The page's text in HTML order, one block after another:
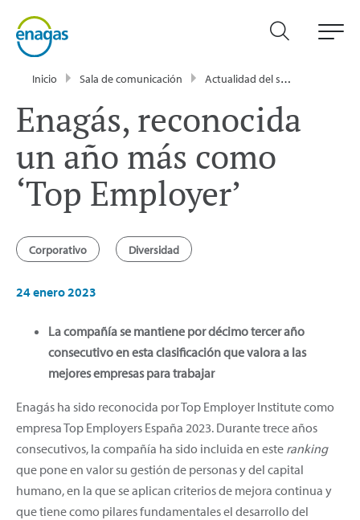
Inicio Sala de comunicación Actualidad del sector energético - Enagás
Enagás, reconocida
un año más como
‘Top Employer’
Corporativo Diversidad
24 enero 2023
La compañía se mantiene por décimo tercer año
consecutivo en esta clasificación que valora a las
mejores empresas para trabajar
Enagás ha sido reconocida por Top Employer Institute como
empresa Top Employers España 2023. Durante trece años
consecutivos, la compañía ha sido incluida en este ranking
que pone en valor su gestión de personas y del capital
humano, en la que se aplican criterios de mejora continua y
que tiene como pilares fundamentales el desarrollo del